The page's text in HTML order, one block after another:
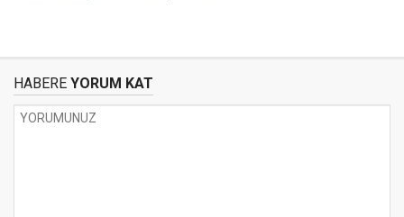
HABERE YORUM KAT